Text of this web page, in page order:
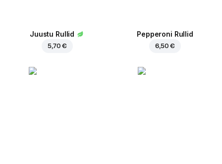
Juustu Rullid
5,70 €
Pepperoni Rullid
6,50 €